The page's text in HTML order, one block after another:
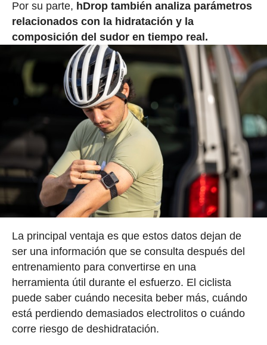
Por su parte, hDrop también analiza parámetros
relacionados con la hidratación y la
composición del sudor en tiempo real.
La principal ventaja es que estos datos dejan de
ser una información que se consulta después del
entrenamiento para convertirse en una
herramienta útil durante el esfuerzo. El ciclista
puede saber cuándo necesita beber más, cuándo
está perdiendo demasiados electrolitos o cuándo
corre riesgo de deshidratación.